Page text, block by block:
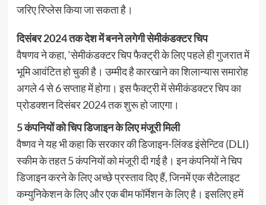
जरिए रिप्लेस किया जा सकता है।
दिसंबर 2024 तक देश में बनने लगेगी सेमीकंडक्टर चिप
वैषणव ने कहा, ‘सेमीकंडक्टर चिप फैक्ट्री के लिए पहले ही गुजरात में
भूमि आवंटित हो चुकी है। उम्मीद है कारखाने का शिलान्यास समारोह
अगले 4 से 6 सप्ताह में होगा। इस फैक्ट्री में सेमीकंडक्टर चिप का
प्रोडक्शन दिसंबर 2024 तक शुरू हो जाएगा।
5 कंपनियों को चिप डिजाइन के लिए मंजूरी मिली
वैष्णव ने यह भी कहा कि सरकार की डिजाइन-लिंक्ड इंसेन्टिव (DLI)
स्कीम के तहत 5 कंपनियों को मंजूरी दी गई है। इन कंपनियों ने चिप
डिजाइन करने के लिए अच्छे प्रस्ताव दिए हैं, जिनमें एक सैटेलाइट
कम्युनिकेशन के लिए और एक बीम फॉर्मेशन के लिए है। इसलिए हमें